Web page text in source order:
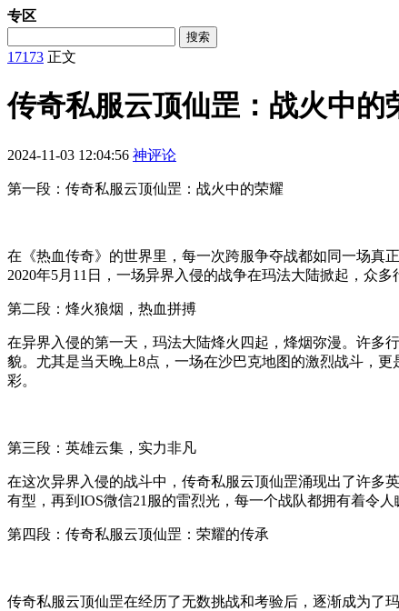
专区
搜索
17173 正文
传奇私服云顶仙罡：战火中的
2024-11-03 12:04:56 神评论
第一段：传奇私服云顶仙罡：战火中的荣耀
在《热血传奇》的世界里，每一次跨服争夺战都如同一场真
2020年5月11日，一场异界入侵的战争在玛法大陆掀起，众
第二段：烽火狼烟，热血拼搏
在异界入侵的第一天，玛法大陆烽火四起，烽烟弥漫。许多
貌。尤其是当天晚上8点，一场在沙巴克地图的激烈战斗，
彩。
第三段：英雄云集，实力非凡
在这次异界入侵的战斗中，传奇私服云顶仙罡涌现出了许多
有型，再到IOS微信21服的雷烈光，每一个战队都拥有着令
第四段：传奇私服云顶仙罡：荣耀的传承
传奇私服云顶仙罡在经历了无数挑战和考验后，逐渐成为了